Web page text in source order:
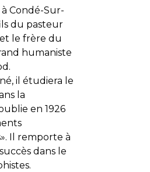
Condé-Sur-
du pasteur
le frère du
humaniste
il étudiera le
la
en 1926
Il remporte à
dans le